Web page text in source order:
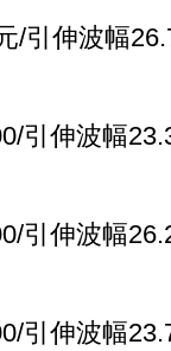
伸波幅
伸波幅
伸波幅
伸波幅